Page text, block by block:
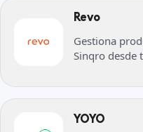
Revo
Gestiona
Sinqro desde
YOYO